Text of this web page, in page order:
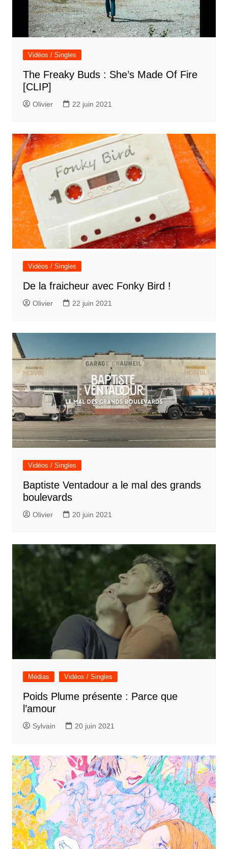
Vidéos / Singles
The Freaky Buds : She’s Made Of Fire
[CLIP]
Olivier 22 juin 2021
Vidéos / Singles
De la fraicheur avec Fonky Bird !
Olivier 22 juin 2021
Vidéos / Singles
Baptiste Ventadour a le mal des grands
boulevards
Olivier 20 juin 2021
Médias Vidéos / Singles
Poids Plume présente : Parce que
l’amour
Sylvain 20 juin 2021